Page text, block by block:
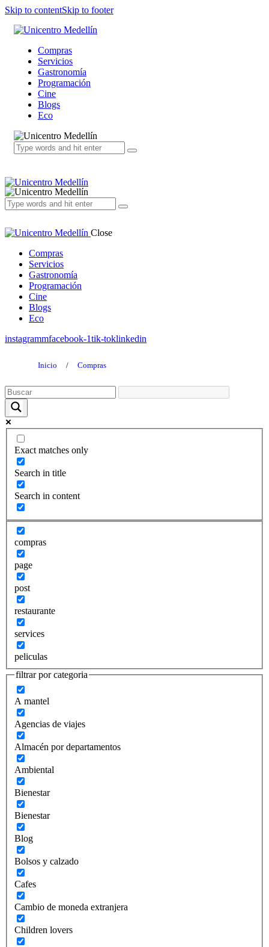
Skip to contentSkip to footer
Compras
Servicios
Gastronomía
Programación
Cine
Blogs
Eco
Close
Compras
Servicios
Gastronomía
Programación
Cine
Blogs
Eco
instagrammfacebook-1tik-toklinkedin
Inicio / Compras
Exact matches only
Search in title
Search in content
compras
page
post
restaurante
services
peliculas
filtrar por categoria
A mantel
Agencias de viajes
Almacén por departamentos
Ambiental
Bienestar
Bienestar
Blog
Bolsos y calzado
Cafes
Cambio de moneda extranjera
Children lovers